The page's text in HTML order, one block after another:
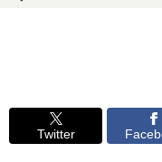
Twitter